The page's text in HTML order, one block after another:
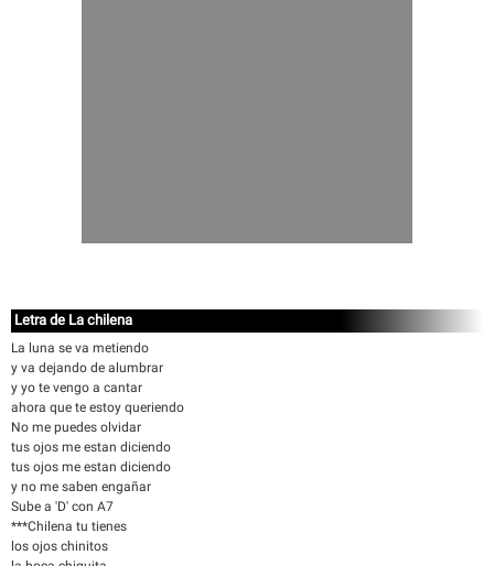
Letra de La chilena
La luna se va metiendo
y va dejando de alumbrar
y yo te vengo a cantar
ahora que te estoy queriendo
No me puedes olvidar
tus ojos me estan diciendo
tus ojos me estan diciendo
y no me saben engañar
Sube a 'D' con A7
***Chilena tu tienes
los ojos chinitos